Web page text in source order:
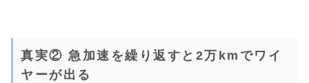
真実② 急加速を繰り返すと2万kmでワイ
ヤーが出る